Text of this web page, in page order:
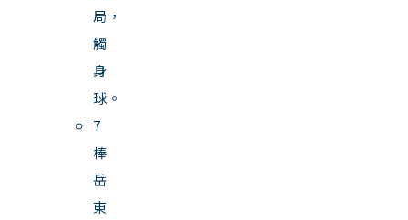
局，
觸
身
球。
7
棒
岳
東